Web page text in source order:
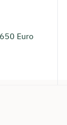
650 Euro